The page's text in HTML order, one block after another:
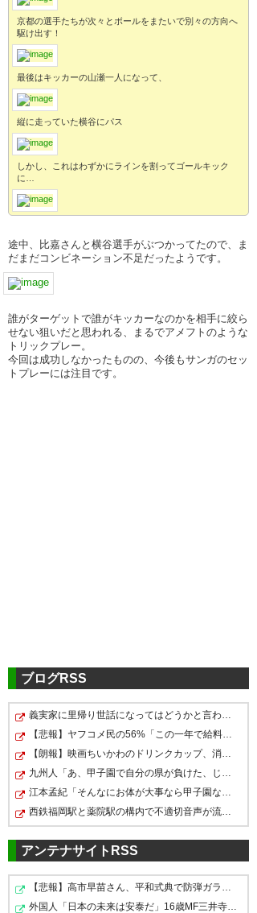
京都の選手たちが次々とボールをまたいで別々の方向へ
駆け出す！
最後はキッカーの山瀬一人になって、
縦に走っていた横谷にパス
しかし、これはわずかにラインを割ってゴールキック
に…
途中、比嘉さんと横谷選手がぶつかってたので、ま
だまだコンビネーション不足だったようです。
誰がターゲットで誰がキッカーなのかを相手に絞ら
せない狙いだと思われる、まるでアメフトのような
トリックプレー。
今回は成功しなかったものの、今後もサンガのセッ
トプレーには注目です。
ブログRSS
義実家に里帰り世話になってはどうかと言われてかなり悩…
【悲報】ヤフコメ民の56%「この一年で給料が下がった」←…
【朗報】映画ちいかわのドリンクカップ、消臭ビーズを入…
九州人「あ、甲子園で自分の県が負けた、じゃあ他の九州…
江本孟紀「そんなにお体が大事なら甲子園なんてやめちゃ…
西鉄福岡駅と薬院駅の構内で不適切音声が流れ被害届を検…
アンテナサイトRSS
【悲報】高市早苗さん、平和式典で防弾ガラスに囲われな…
外国人「日本の未来は安泰だ」16歳MF三井寺眞、衝撃ゴー…